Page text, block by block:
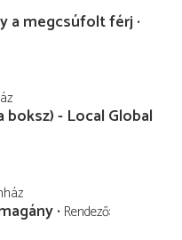
a megcsúfolt férj
- Local Global
Rendező